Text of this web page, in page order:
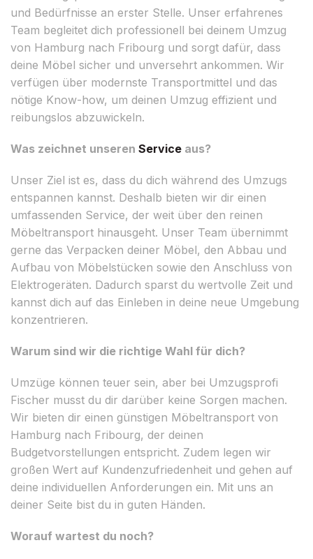
und Bedürfnisse an erster Stelle. Unser erfahrenes
Team begleitet dich professionell bei deinem Umzug
von Hamburg nach Fribourg und sorgt dafür, dass
deine Möbel sicher und unversehrt ankommen. Wir
verfügen über modernste Transportmittel und das
nötige Know-how, um deinen Umzug effizient und
reibungslos abzuwickeln.
Was zeichnet unseren Service aus?
Unser Ziel ist es, dass du dich während des Umzugs
entspannen kannst. Deshalb bieten wir dir einen
umfassenden Service, der weit über den reinen
Möbeltransport hinausgeht. Unser Team übernimmt
gerne das Verpacken deiner Möbel, den Abbau und
Aufbau von Möbelstücken sowie den Anschluss von
Elektrogeräten. Dadurch sparst du wertvolle Zeit und
kannst dich auf das Einleben in deine neue Umgebung
konzentrieren.
Warum sind wir die richtige Wahl für dich?
Umzüge können teuer sein, aber bei Umzugsprofi
Fischer musst du dir darüber keine Sorgen machen.
Wir bieten dir einen günstigen Möbeltransport von
Hamburg nach Fribourg, der deinen
Budgetvorstellungen entspricht. Zudem legen wir
großen Wert auf Kundenzufriedenheit und gehen auf
deine individuellen Anforderungen ein. Mit uns an
deiner Seite bist du in guten Händen.
Worauf wartest du noch?